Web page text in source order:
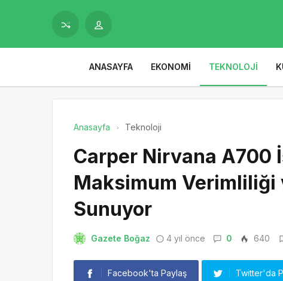
ANASAYFA EKONOMI TEKNOLOJI
Anasayfa Teknoloji
Carper Nirvana A700
Maksimum Verimliliği
Sunuyor
Gazete Boğaz 4 yıl önce 0 640
Facebook'ta Paylaş Twitter'da